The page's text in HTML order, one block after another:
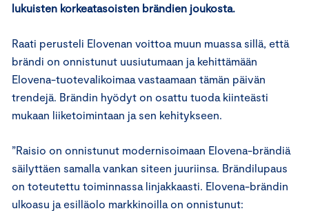
lukuisten korkeatasoisten brändien joukosta.
Raati perusteli Elovenan voittoa muun muassa sillä, että
brändi on onnistunut uusiutumaan ja kehittämään
Elovena-tuotevalikoimaa vastaamaan tämän päivän
trendejä. Brändin hyödyt on osattu tuoda kiinteästi
mukaan liiketoimintaan ja sen kehitykseen.
”Raisio on onnistunut modernisoimaan Elovena-brändiä
säilyttäen samalla vankan siteen juuriinsa. Brändilupaus
on toteutettu toiminnassa linjakkaasti. Elovena-brändin
ulkoasu ja esilläolo markkinoilla on onnistunut: